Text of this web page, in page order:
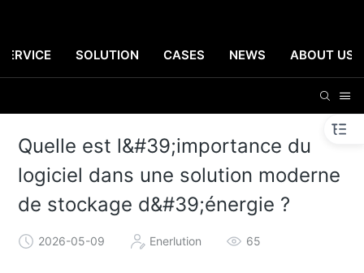
SERVICE SOLUTION CASES NEWS ABOUT US
Quelle est l&#39;importance du
logiciel dans une solution moderne
de stockage d&#39;énergie ?
2026-05-09 Enerlution 65